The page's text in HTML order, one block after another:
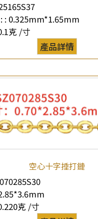
: 0.325mm*1.65mm
克 /寸
產品詳情
空心十字捶打鏈
克 /寸